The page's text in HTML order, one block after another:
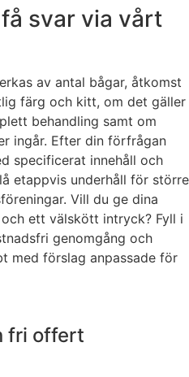
svar via vårt
av antal bågar, åtkomst
färg och kitt, om det gäller
behandling samt om
ingår. Efter din förfrågan
specificerat innehåll och
etappvis underhåll för större
Vill du ge dina
ett välskött intryck? Fyll i
genomgång och
med förslag anpassade för
fri offert